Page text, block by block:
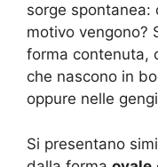
sorge spontanea:
motivo vengono?
forma contenuta,
che nascono in
oppure nelle
Si presentano